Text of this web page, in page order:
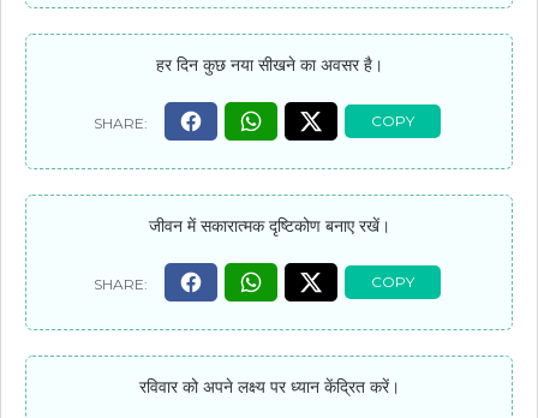
हर दिन कुछ नया सीखने का अवसर है।
जीवन में सकारात्मक दृष्टिकोण बनाए रखें।
रविवार को अपने लक्ष्य पर ध्यान केंद्रित करें।